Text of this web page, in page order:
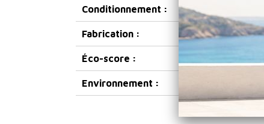
Conditionnement :
Fabrication :
Éco-score :
Environnement :